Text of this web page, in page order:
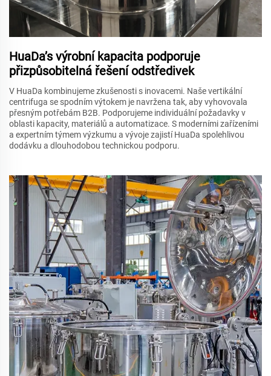
HuaDa’s výrobní kapacita podporuje
přizpůsobitelná řešení odstředivek
V HuaDa kombinujeme zkušenosti s inovacemi. Naše vertikální
centrifuga se spodním výtokem je navržena tak, aby vyhovovala
přesným potřebám B2B. Podporujeme individuální požadavky v
oblasti kapacity, materiálů a automatizace. S moderními zařízeními
a expertním týmem výzkumu a vývoje zajistí HuaDa spolehlivou
dodávku a dlouhodobou technickou podporu.